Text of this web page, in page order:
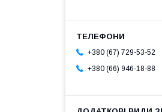
+380 (67) 729-53-52
+380 (66) 946-18-88